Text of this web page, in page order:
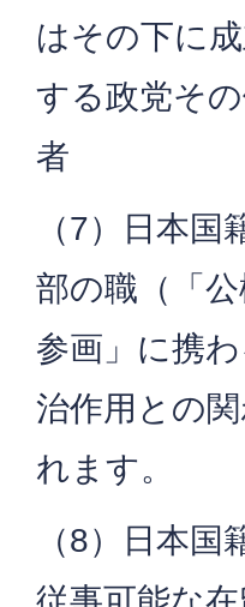
はその下に
する政党そ
者
（7）日本
部の職（「
参画」に携
治作用との
れます。
（8）日本